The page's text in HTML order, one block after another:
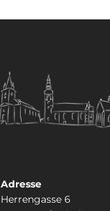
Adresse
Herrengasse 6